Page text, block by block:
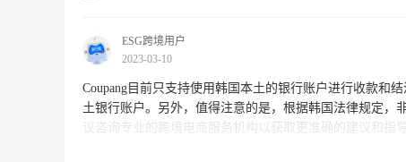
ESG跨境用户
2023-03-10
Coupang目前只支持使用韩国本土的银行账户进行收款和
土银行账户。另外，值得注意的是，根据韩国法律规定
议咨询专业的跨境电商服务机构以获取更准确的建议和指
面的商业文案、市场推广、物流运营等服务，欢迎您的咨